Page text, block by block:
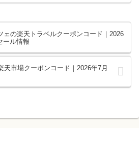
ェの楽天トラベルクーポンコード｜2026
ール情報
市場クーポンコード｜2026年7月